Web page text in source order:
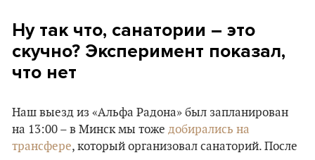
Ну так что, санатории – это
скучно? Эксперимент показал,
что нет
Наш выезд из «Альфа Радона» был запланирован
на 13:00 – в Минск мы тоже добирались на
трансфере, который организовал санаторий. После